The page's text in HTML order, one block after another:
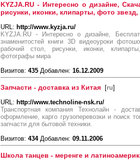
KYZJA.RU - Интересно о дизайне,
рисунки, иконки, клипарты, фото
URL: http://www.kyzja.ru/
KYZJA.RU - Интересно о дизайне,
знаменитостей книги 3D видеоуроки
рабочий стол, рисунки, иконки,
фотографы мира
Визитов: 435 Добавлен: 16.12.2009
Запчасти - доставка из Китая [ru]
URL: http://www.technoline-nsk.ru/
Транспортная компания Технолайн -
оформление, карго грузоперевозки и поиск
запчасти для бытовой техники.
Визитов: 434Добавлен: 09.11.2006
Школа танцев - меренге и